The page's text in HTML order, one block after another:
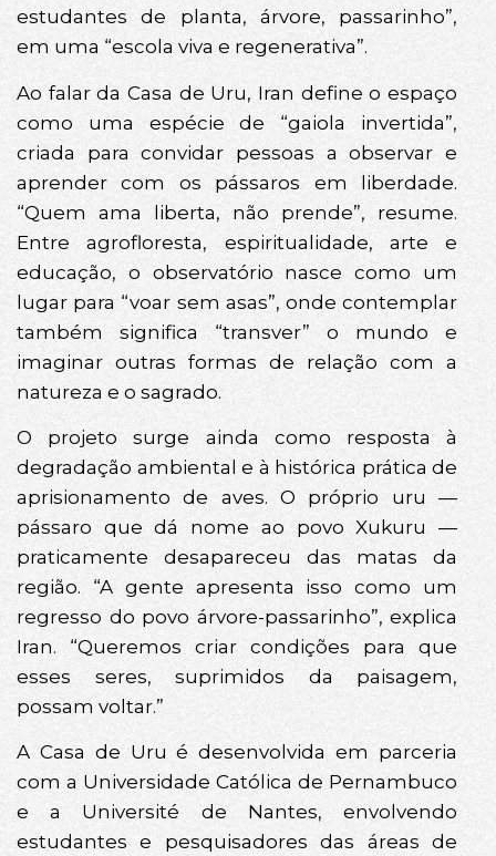
estudantes de planta, árvore, passarinho”,
em uma “escola viva e regenerativa”.
Ao falar da Casa de Uru, Iran define o espaço
como uma espécie de “gaiola invertida”,
criada para convidar pessoas a observar e
aprender com os pássaros em liberdade.
“Quem ama liberta, não prende”, resume.
Entre agrofloresta, espiritualidade, arte e
educação, o observatório nasce como um
lugar para “voar sem asas”, onde contemplar
também significa “transver” o mundo e
imaginar outras formas de relação com a
natureza e o sagrado.
O projeto surge ainda como resposta à
degradação ambiental e à histórica prática de
aprisionamento de aves. O próprio uru —
pássaro que dá nome ao povo Xukuru —
praticamente desapareceu das matas da
região. “A gente apresenta isso como um
regresso do povo árvore-passarinho”, explica
Iran. “Queremos criar condições para que
esses seres, suprimidos da paisagem,
possam voltar.”
A Casa de Uru é desenvolvida em parceria
com a Universidade Católica de Pernambuco
e a Université de Nantes, envolvendo
estudantes e pesquisadores das áreas de